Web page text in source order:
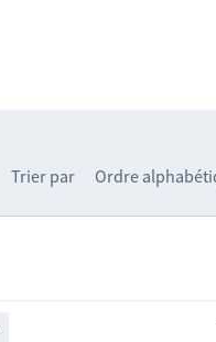
Trier par Ordre